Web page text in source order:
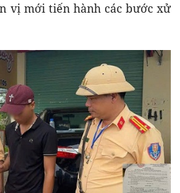
vị mới tiến hành các bước xử